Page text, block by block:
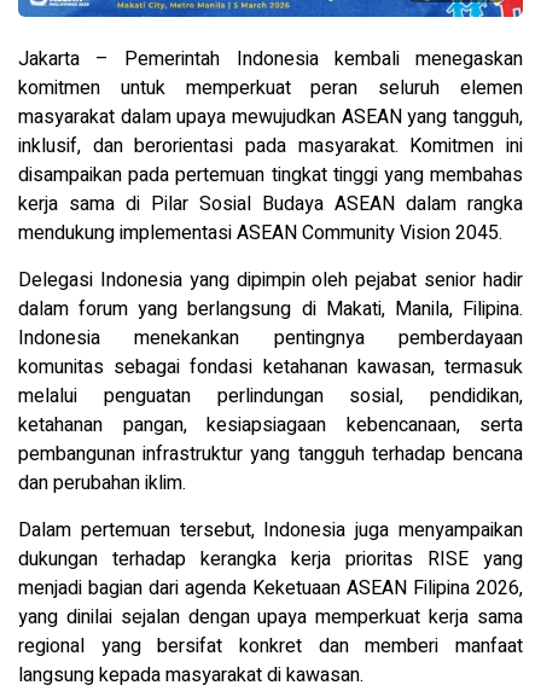
Jakarta – Pemerintah Indonesia kembali menegaskan
komitmen untuk memperkuat peran seluruh elemen
masyarakat dalam upaya mewujudkan ASEAN yang tangguh,
inklusif, dan berorientasi pada masyarakat. Komitmen ini
disampaikan pada pertemuan tingkat tinggi yang membahas
kerja sama di Pilar Sosial Budaya ASEAN dalam rangka
mendukung implementasi ASEAN Community Vision 2045.
Delegasi Indonesia yang dipimpin oleh pejabat senior hadir
dalam forum yang berlangsung di Makati, Manila, Filipina.
Indonesia menekankan pentingnya pemberdayaan
komunitas sebagai fondasi ketahanan kawasan, termasuk
melalui penguatan perlindungan sosial, pendidikan,
ketahanan pangan, kesiapsiagaan kebencanaan, serta
pembangunan infrastruktur yang tangguh terhadap bencana
dan perubahan iklim.
Dalam pertemuan tersebut, Indonesia juga menyampaikan
dukungan terhadap kerangka kerja prioritas RISE yang
menjadi bagian dari agenda Keketuaan ASEAN Filipina 2026,
yang dinilai sejalan dengan upaya memperkuat kerja sama
regional yang bersifat konkret dan memberi manfaat
langsung kepada masyarakat di kawasan.